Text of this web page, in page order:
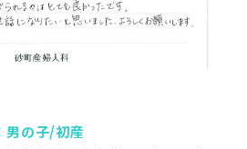
男の子/初産